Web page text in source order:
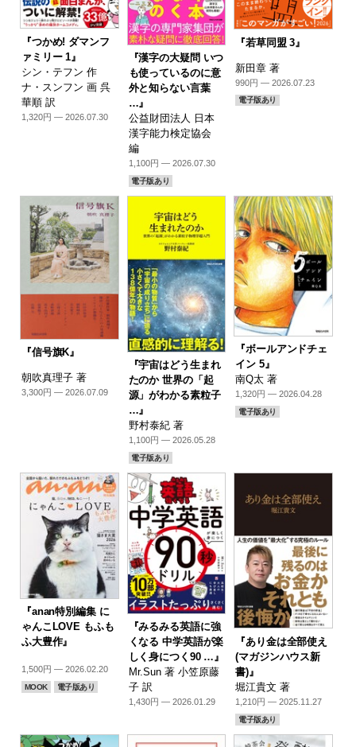
『つかめ! ダマンフ
ァミリー 1』
シン・テフン 作
ナ・スンフン 画 呉
華順 訳
1,320円 — 2026.07.30
『漢字の大疑問 いつ
も使っているのに意
外と知らない言葉
…』
公益財団法人 日本
漢字能力検定協会
編
1,100円 — 2026.07.30
電子版あり
『若草同盟 3』
新田章 著
990円 — 2026.07.23
電子版あり
『信号旗K』
朝吹真理子 著
3,300円 — 2026.07.09
『宇宙はどう生まれ
たのか 世界の「起
源」がわかる素粒子
…』
野村泰紀 著
1,100円 — 2026.05.28
電子版あり
『ボールアンドチェ
イン 5』
南Q太 著
1,320円 — 2026.04.28
電子版あり
『anan特別編集 に
ゃんこLOVE もふも
ふ大豊作』
1,500円 — 2026.02.20
MOOK 電子版あり
『みるみる英語に強
くなる 中学英語が楽
しく身につく90 …』
Mr.Sun 著 小笠原藤
子 訳
1,430円 — 2026.01.29
『あり金は全部使え
(マガジンハウス新
書)』
堀江貴文 著
1,210円 — 2025.11.27
電子版あり